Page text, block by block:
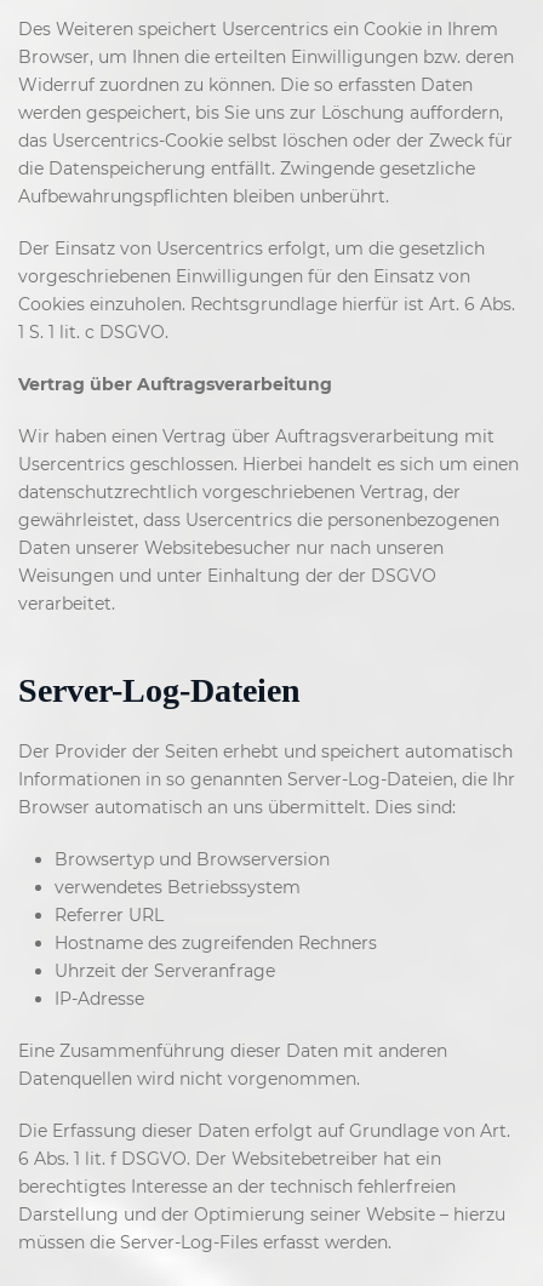
Des Weiteren speichert Usercentrics ein Cookie in Ihrem
Browser, um Ihnen die erteilten Einwilligungen bzw. deren
Widerruf zuordnen zu können. Die so erfassten Daten
werden gespeichert, bis Sie uns zur Löschung auffordern,
das Usercentrics-Cookie selbst löschen oder der Zweck für
die Datenspeicherung entfällt. Zwingende gesetzliche
Aufbewahrungspflichten bleiben unberührt.
Der Einsatz von Usercentrics erfolgt, um die gesetzlich
vorgeschriebenen Einwilligungen für den Einsatz von
Cookies einzuholen. Rechtsgrundlage hierfür ist Art. 6 Abs.
1 S. 1 lit. c DSGVO.
Vertrag über Auftragsverarbeitung
Wir haben einen Vertrag über Auftragsverarbeitung mit
Usercentrics geschlossen. Hierbei handelt es sich um einen
datenschutzrechtlich vorgeschriebenen Vertrag, der
gewährleistet, dass Usercentrics die personenbezogenen
Daten unserer Websitebesucher nur nach unseren
Weisungen und unter Einhaltung der der DSGVO
verarbeitet.
Server-Log-Dateien
Der Provider der Seiten erhebt und speichert automatisch
Informationen in so genannten Server-Log-Dateien, die Ihr
Browser automatisch an uns übermittelt. Dies sind:
Browsertyp und Browserversion
verwendetes Betriebssystem
Referrer URL
Hostname des zugreifenden Rechners
Uhrzeit der Serveranfrage
IP-Adresse
Eine Zusammenführung dieser Daten mit anderen
Datenquellen wird nicht vorgenommen.
Die Erfassung dieser Daten erfolgt auf Grundlage von Art.
6 Abs. 1 lit. f DSGVO. Der Websitebetreiber hat ein
berechtigtes Interesse an der technisch fehlerfreien
Darstellung und der Optimierung seiner Website – hierzu
müssen die Server-Log-Files erfasst werden.